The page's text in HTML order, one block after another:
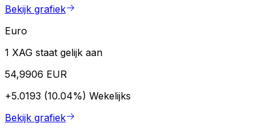
Bekijk grafiek
Euro
1 XAG staat gelijk aan
54,9906 EUR
+5.0193 (10.04%) Wekelijks
Bekijk grafiek